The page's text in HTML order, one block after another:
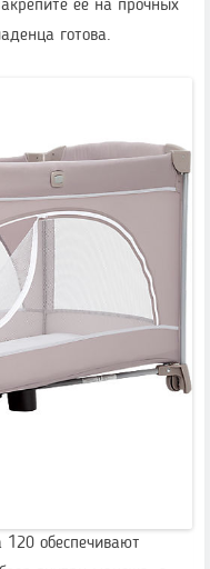
её на прочных
готова.
120 обеспечивают